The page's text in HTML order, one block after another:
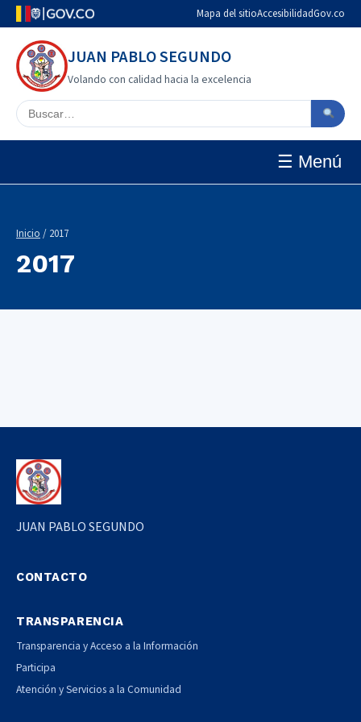
Mapa del sitioAccesibilidadGov.co
JUAN PABLO SEGUNDO
Volando con calidad hacia la excelencia
Buscar en el sitio
☰ Menú
Inicio / 2017
2017
JUAN PABLO SEGUNDO
CONTACTO
TRANSPARENCIA
Transparencia y Acceso a la Información
Participa
Atención y Servicios a la Comunidad